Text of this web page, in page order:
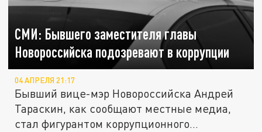
СМИ: Бывшего заместителя главы
Новороссийска подозревают в коррупции
04 АПРЕЛЯ 21:17
Бывший вице-мэр Новороссийска Андрей
Тараскин, как сообщают местные медиа,
стал фигурантом коррупционного...